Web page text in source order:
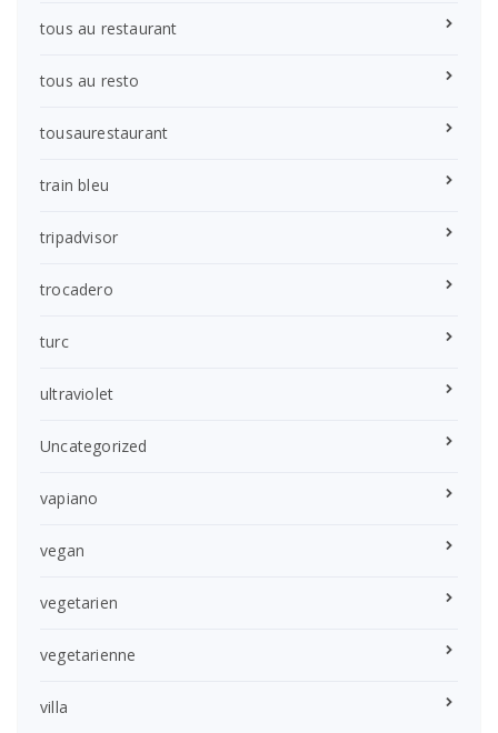
tous au restaurant
tous au resto
tousaurestaurant
train bleu
tripadvisor
trocadero
turc
ultraviolet
Uncategorized
vapiano
vegan
vegetarien
vegetarienne
villa